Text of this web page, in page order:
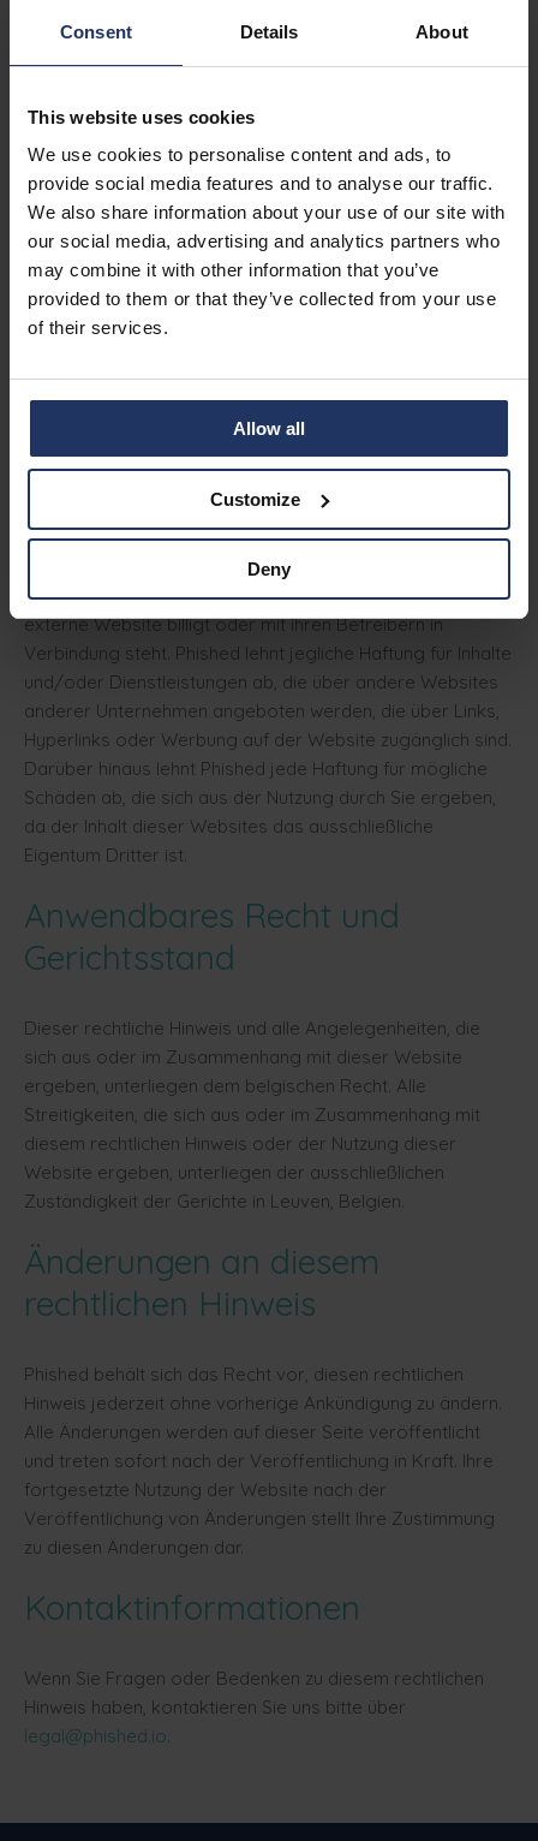
Consent Details About
This website uses cookies
We use cookies to personalise content and ads, to
provide social media features and to analyse our traffic.
We also share information about your use of our site with
our social media, advertising and analytics partners who
may combine it with other information that you’ve
provided to them or that they’ve collected from your use
of their services.
Allow all
Customize
Deny
korrigiert werden, sobald sie entdeckt werden. Phished
behält sich das Recht vor, jederzeit und ohne vorherige
Modifikationen an den Informationen, diesen Bedingungen,
Namen, Bildern, Bildern, Logos und Symbolen oder den
Produkten und Dienstleistungen vorzunehmen, auf die auf
dieser Website verwiesen wird. Phished lehnt jede
Verantwortung für Daten ab, die innerhalb, über oder
außerhalb dieser Website erhalten oder abgerufen
werden.
Diese Website kann Links zu externen Websites enthalten,
die nicht Eigentum von Phished sind oder von Phished
betrieben werden. Phished hat keine Kontrolle über den
Inhalt, die Datenschutzrichtlinien oder die Praktiken von
Websites Dritter und übernimmt keine Verantwortung für
den Inhalt oder die Praktiken dieser Websites. Die
Aufnahme von Links bedeutet nicht, dass Phished die
externe Website billigt oder mit ihren Betreibern in
Verbindung steht. Phished lehnt jegliche Haftung für Inhalte
und/oder Dienstleistungen ab, die über andere Websites
anderer Unternehmen angeboten werden, die über Links,
Hyperlinks oder Werbung auf der Website zugänglich sind.
Darüber hinaus lehnt Phished jede Haftung für mögliche
Schäden ab, die sich aus der Nutzung durch Sie ergeben,
da der Inhalt dieser Websites das ausschließliche
Eigentum Dritter ist.
Anwendbares Recht und
Gerichtsstand
Dieser rechtliche Hinweis und alle Angelegenheiten, die
sich aus oder im Zusammenhang mit dieser Website
ergeben, unterliegen dem belgischen Recht. Alle
Streitigkeiten, die sich aus oder im Zusammenhang mit
diesem rechtlichen Hinweis oder der Nutzung dieser
Website ergeben, unterliegen der ausschließlichen
Zuständigkeit der Gerichte in Leuven, Belgien.
Änderungen an diesem
rechtlichen Hinweis
Phished behält sich das Recht vor, diesen rechtlichen
Hinweis jederzeit ohne vorherige Ankündigung zu ändern.
Alle Änderungen werden auf dieser Seite veröffentlicht
und treten sofort nach der Veröffentlichung in Kraft. Ihre
fortgesetzte Nutzung der Website nach der
Veröffentlichung von Änderungen stellt Ihre Zustimmung
zu diesen Änderungen dar.
Kontaktinformationen
Wenn Sie Fragen oder Bedenken zu diesem rechtlichen
Hinweis haben, kontaktieren Sie uns bitte über
legal@phished.io.